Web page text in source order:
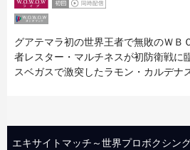
グアテマラ初の世界王者で無敗のＷＢ
者レスター・マルチネスが初防衛戦に
スベガスで激突したラモン・カルデナ
エキサイトマッチ～世界プロボクシン